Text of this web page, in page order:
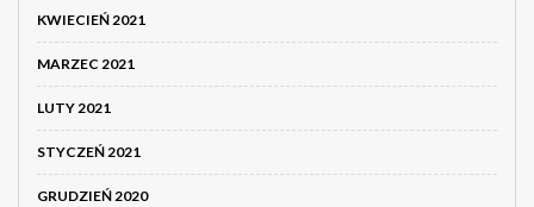
KWIECIEŃ 2021
MARZEC 2021
LUTY 2021
STYCZEŃ 2021
GRUDZIEŃ 2020